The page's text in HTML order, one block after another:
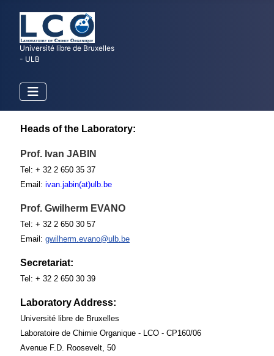
Université libre de Bruxelles
- ULB
Heads of the Laboratory:
Prof. Ivan JABIN
Tel: + 32 2 650 35 37
Email: ivan.jabin(at)ulb.be
Prof. Gwilherm EVANO
Tel: + 32 2 650 30 57
Email: gwilherm.evano@ulb.be
Secretariat:
Tel: + 32 2 650 30 39
Laboratory Address:
Université libre de Bruxelles
Laboratoire de Chimie Organique - LCO - CP160/06
Avenue F.D. Roosevelt, 50